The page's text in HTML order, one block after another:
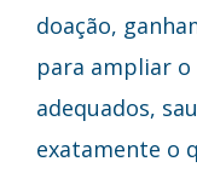
doação,
para ampliar o
adequados,
exatamente o